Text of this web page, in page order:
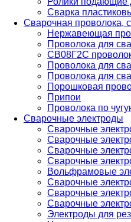
Сварка
Сварочная проволока,
Нержавеющая
Проволока для
СВ08Г2С
Проволока для
Проволока для
Порошковая
Припои
Проволока по
Сварочные электроды
Сварочные
Сварочные
Сварочные
Сварочные
Вольфрамовые
Сварочные
Сварочные
Сварочные
Электроды для